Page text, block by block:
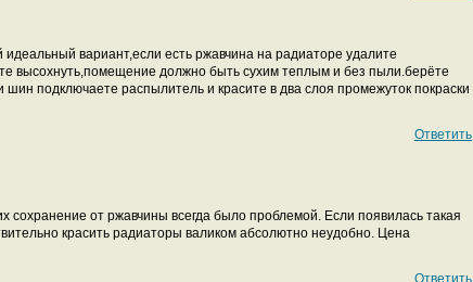
вариант,если есть ржавчина на радиаторе удалите
высохнуть,помещение должно быть сухим теплым и без пыли.берёте
подключаете распылитель и красите в два слоя промежуток покраски
Ответить
сохранение от ржавчины всегда было проблемой. Если появилась такая
красить радиаторы валиком абсолютно неудобно. Цена
Ответить